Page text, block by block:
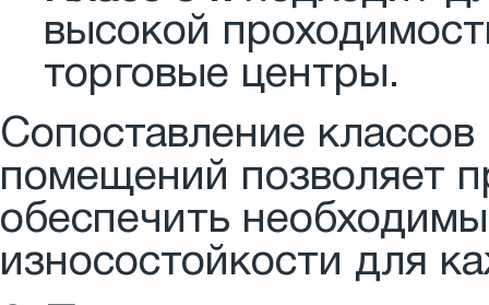
высокой
торговые центры.
Сопоставление
помещений позволяет
обеспечить
износостойкости для